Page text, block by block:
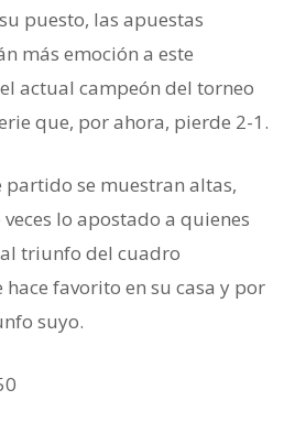
puesto, las apuestas
más emoción a este
actual campeón del torneo
que, por ahora, pierde 2-1.
partido se muestran altas,
lo apostado a quienes
triunfo del cuadro
favorito en su casa y por
suyo.